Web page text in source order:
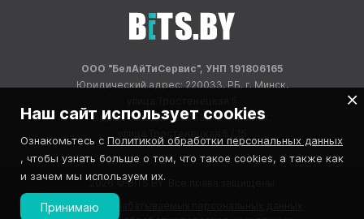
ООО "БелАйТиСервис", УНП 191806165
Юридический адрес: 220033, РБ, г. Минск,
Адрес склада: 220033, РБ, г. Минск,
улица Тростенецкая 5 / 15
2026 © BITS.BY. Все права защищены
Реестр обрабатываемых персональных данных
Наш сайт использует cookies
Ознакомьтесь с Политикой обработки персональных данных
, чтобы узнать больше о том, что такое cookies, а также как
и зачем мы используем их.
Принимаю